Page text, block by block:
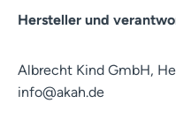
Hersteller und
Albrecht Kind GmbH,
info@akah.de